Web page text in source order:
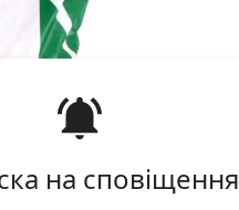
на сповіщення